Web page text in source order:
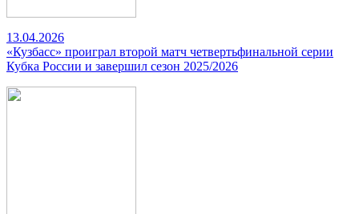
13.04.2026
«Кузбасс» проиграл второй матч четвертьфинальной серии
Кубка России и завершил сезон 2025/2026